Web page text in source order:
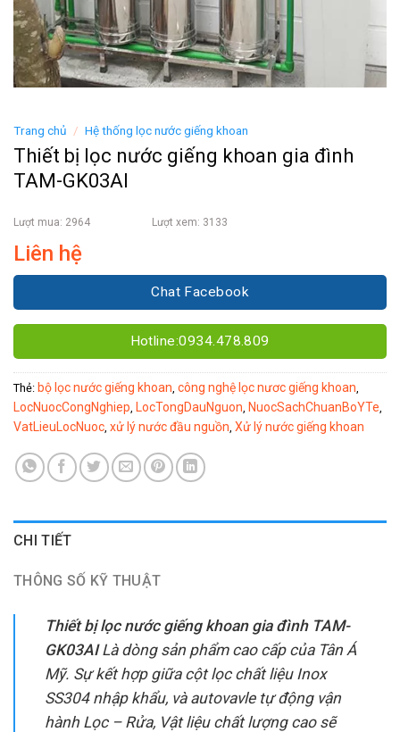
Trang chủ / Hệ thống lọc nước giếng khoan
Thiết bị lọc nước giếng khoan gia đình
TAM-GK03AI
Lượt mua: 2964 Lượt xem: 3133
Liên hệ
Chat Facebook
Hotline:0934.478.809
Thẻ: bộ lọc nước giếng khoan, công nghệ lọc nươc giếng khoan,
LocNuocCongNghiep, LocTongDauNguon, NuocSachChuanBoYTe,
VatLieuLocNuoc, xử lý nước đầu nguồn, Xử lý nước giếng khoan
CHI TIẾT
THÔNG SỐ KỸ THUẬT
Thiết bị lọc nước giếng khoan gia đình TAM-
GK03AILà dòng sản phẩm cao cấp của Tân Á
Mỹ. Sự kết hợp giữa cột lọc chất liệu Inox
SS304 nhập khẩu, và autovavle tự động vận
hành Lọc – Rửa, Vật liệu chất lượng cao sẽ